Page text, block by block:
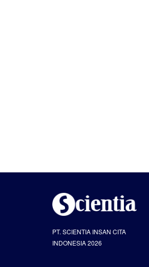
PT. SCIENTIA INSAN CITA
INDONESIA 2026